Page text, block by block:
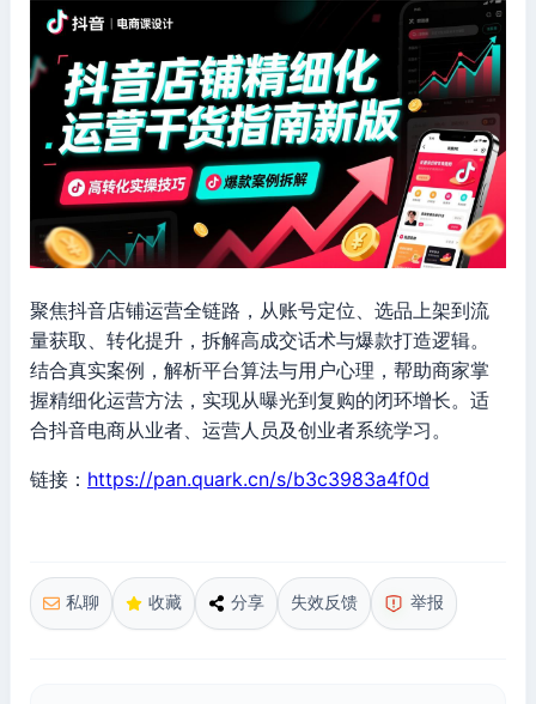
聚焦抖音店铺运营全链路，从账号定位、选品上架到流
量获取、转化提升，拆解高成交话术与爆款打造逻辑。
结合真实案例，解析平台算法与用户心理，帮助商家掌
握精细化运营方法，实现从曝光到复购的闭环增长。适
合抖音电商从业者、运营人员及创业者系统学习。
链接： https://pan.quark.cn/s/b3c3983a4f0d
私聊 收藏 分享 失效反馈 举报